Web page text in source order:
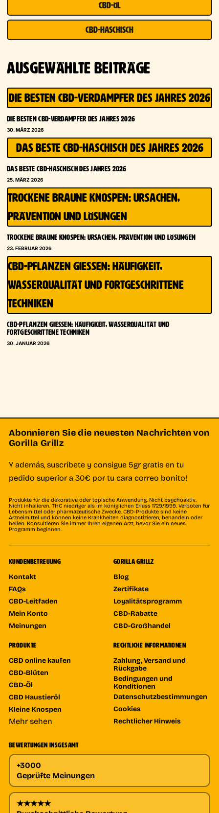
CBD-ÖL
CBD-HASCHISCH
AUSGEWÄHLTE BEITRÄGE
DIE BESTEN CBD-VERDAMPFER DES JAHRES 2026
DIE BESTEN CBD-VERDAMPFER DES JAHRES 2026
30. MÄRZ 2026
DAS BESTE CBD-HASCHISCH DES JAHRES 2026
DAS BESTE CBD-HASCHISCH DES JAHRES 2026
25. MÄRZ 2026
TROCKENE BRAUNE KNOSPEN: URSACHEN,
PRÄVENTION UND LÖSUNGEN
TROCKENE BRAUNE KNOSPEN: URSACHEN, PRÄVENTION UND LÖSUNGEN
23. FEBRUAR 2026
CBD-PFLANZEN GIESSEN: HÄUFIGKEIT, W
ASSERQUALITÄT UND FORTGESCHRITTENE T
ECHNIKEN
CBD-PFLANZEN GIESSEN: HÄUFIGKEIT, WASSERQUALITÄT UND F
ORTGESCHRITTENE TECHNIKEN
30. JANUAR 2026
Abonnieren Sie die neuesten Nachrichten von
Gorilla Grillz
Y además, suscríbete y consigue 5gr gratis en tu
pedido superior a 30€ por tucaracorreo bonito!
Produkte für die dekorative oder topische Anwendung. Nicht psychoaktiv.
Nicht inhalieren. THC niedriger als im königlichen Erlass 1729/1999. Verboten für
Lebensmittel oder pharmazeutische Zwecke. CBD-Produkte sind keine
Arzneimittel und können keine Krankheiten diagnostizieren, behandeln oder
heilen. Konsultieren Sie immer Ihren eigenen Arzt, bevor Sie ein neues
Programm beginnen.
KUNDENBETREUUNG
Kontakt
FAQs
CBD-Leitfaden
Mein Konto
Meinungen
GORILLA GRILLZ
Blog
Zertifikate
Loyalitätsprogramm
CBD-Rabatte
CBD-Großhandel
PRODUKTE
CBD online kaufen
CBD-Blüten
CBD-Öl
CBD Haustieröl
Kleine Knospen
Mehr sehen
RECHTLICHE INFORMATIONEN
Zahlung, Versand und
Rückgabe
Bedingungen und
Konditionen
Datenschutzbestimmungen
Cookies
Rechtlicher Hinweis
BEWERTUNGEN INSGESAMT
+3000
Geprüfte Meinungen
★★★★★